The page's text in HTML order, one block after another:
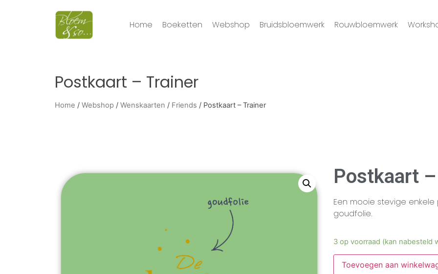
Home Boeketten Webshop Bruidsbloemwerk Rouwbloemwerk
Postkaart – Trainer
Home / Webshop / Wenskaarten / Friends / Postkaart – Trainer
Postkaart
Een mooie stevige
goudfolie.
3 op voorraad (kan nabesteld
Toevoegen aan